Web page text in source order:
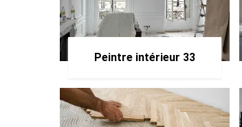
Peintre intérieur 33